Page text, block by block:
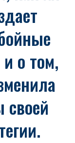
о том,
своей